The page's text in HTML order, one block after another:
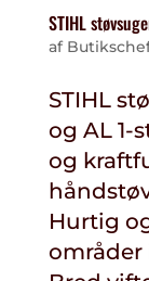
STIHL
af
STIHL
og AL 1-
og
Hurtig